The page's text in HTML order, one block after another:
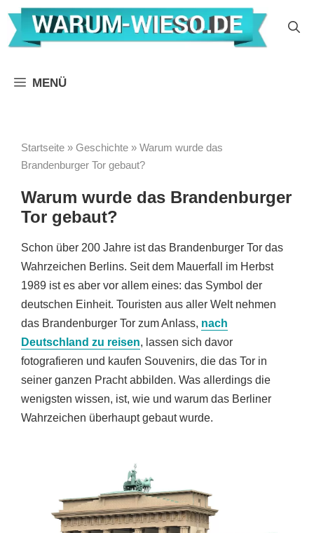
Zum
Inhalt
springen
MENÜ
Startseite » Geschichte » Warum wurde das
Brandenburger Tor gebaut?
Warum wurde das Brandenburger
Tor gebaut?
Schon über 200 Jahre ist das Brandenburger Tor das
Wahrzeichen Berlins. Seit dem Mauerfall im Herbst
1989 ist es aber vor allem eines: das Symbol der
deutschen Einheit. Touristen aus aller Welt nehmen
das Brandenburger Tor zum Anlass, nach
Deutschland zu reisen, lassen sich davor
fotografieren und kaufen Souvenirs, die das Tor in
seiner ganzen Pracht abbilden. Was allerdings die
wenigsten wissen, ist, wie und warum das Berliner
Wahrzeichen überhaupt gebaut wurde.